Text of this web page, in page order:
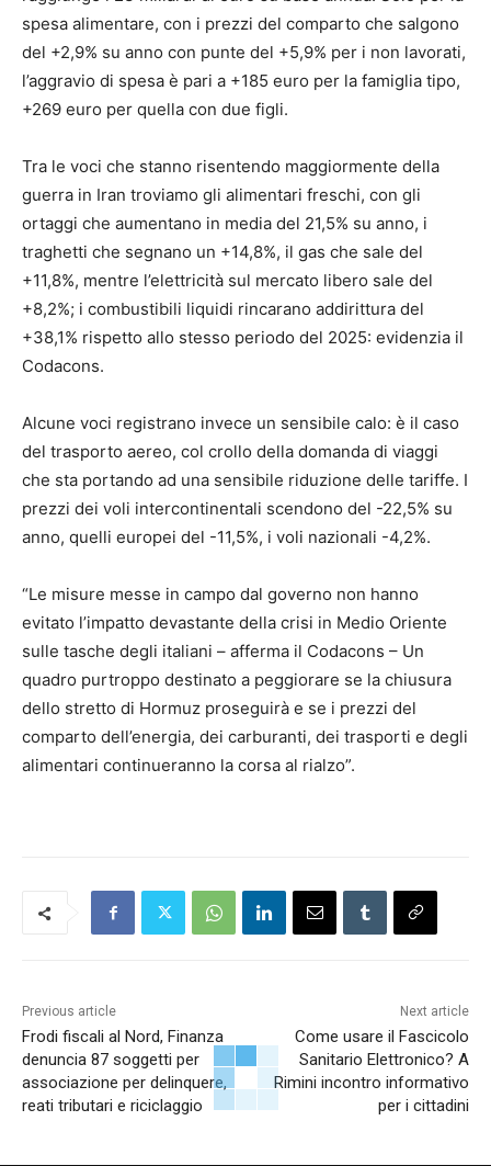
spesa alimentare, con i prezzi del comparto che salgono
del +2,9% su anno con punte del +5,9% per i non lavorati,
l’aggravio di spesa è pari a +185 euro per la famiglia tipo,
+269 euro per quella con due figli.
Tra le voci che stanno risentendo maggiormente della
guerra in Iran troviamo gli alimentari freschi, con gli
ortaggi che aumentano in media del 21,5% su anno, i
traghetti che segnano un +14,8%, il gas che sale del
+11,8%, mentre l’elettricità sul mercato libero sale del
+8,2%; i combustibili liquidi rincarano addirittura del
+38,1% rispetto allo stesso periodo del 2025: evidenzia il
Codacons.
Alcune voci registrano invece un sensibile calo: è il caso
del trasporto aereo, col crollo della domanda di viaggi
che sta portando ad una sensibile riduzione delle tariffe. I
prezzi dei voli intercontinentali scendono del -22,5% su
anno, quelli europei del -11,5%, i voli nazionali -4,2%.
“Le misure messe in campo dal governo non hanno
evitato l’impatto devastante della crisi in Medio Oriente
sulle tasche degli italiani – afferma il Codacons – Un
quadro purtroppo destinato a peggiorare se la chiusura
dello stretto di Hormuz proseguirà e se i prezzi del
comparto dell’energia, dei carburanti, dei trasporti e degli
alimentari continueranno la corsa al rialzo”.
Previous article
Frodi fiscali al Nord, Finanza
denuncia 87 soggetti per
associazione per delinquere,
reati tributari e riciclaggio
Next article
Come usare il Fascicolo
Sanitario Elettronico? A
Rimini incontro informativo
per i cittadini